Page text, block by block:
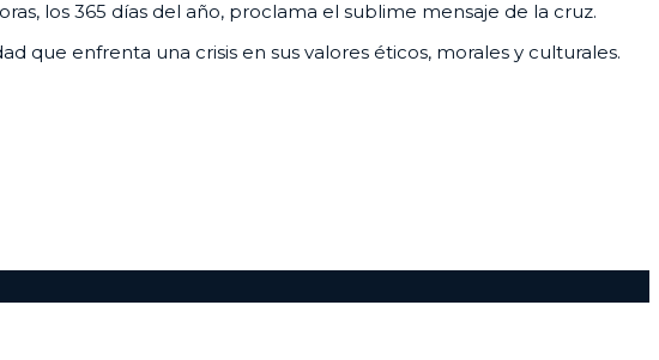
los 365 días del año, proclama el sublime mensaje de la cruz.
que enfrenta una crisis en sus valores éticos, morales y culturales.